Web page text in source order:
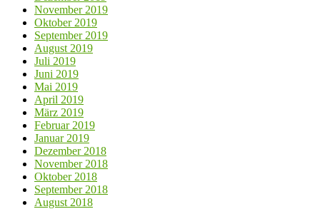
November 2019
Oktober 2019
September 2019
August 2019
Juli 2019
Juni 2019
Mai 2019
April 2019
März 2019
Februar 2019
Januar 2019
Dezember 2018
November 2018
Oktober 2018
September 2018
August 2018